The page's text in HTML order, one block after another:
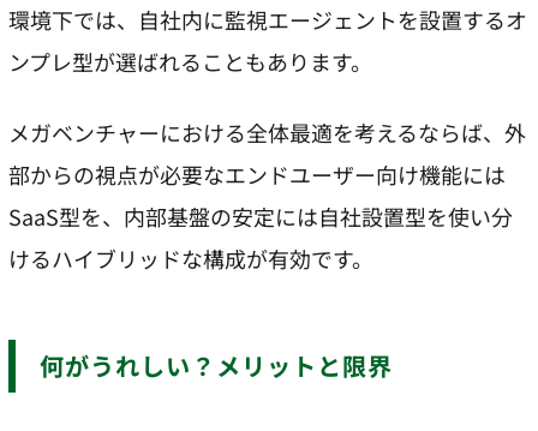
環境下では、自社内に監視エージェントを設置するオ
ンプレ型が選ばれることもあります。
メガベンチャーにおける全体最適を考えるならば、外
部からの視点が必要なエンドユーザー向け機能には
SaaS型を、内部基盤の安定には自社設置型を使い分
けるハイブリッドな構成が有効です。
何がうれしい？メリットと限界